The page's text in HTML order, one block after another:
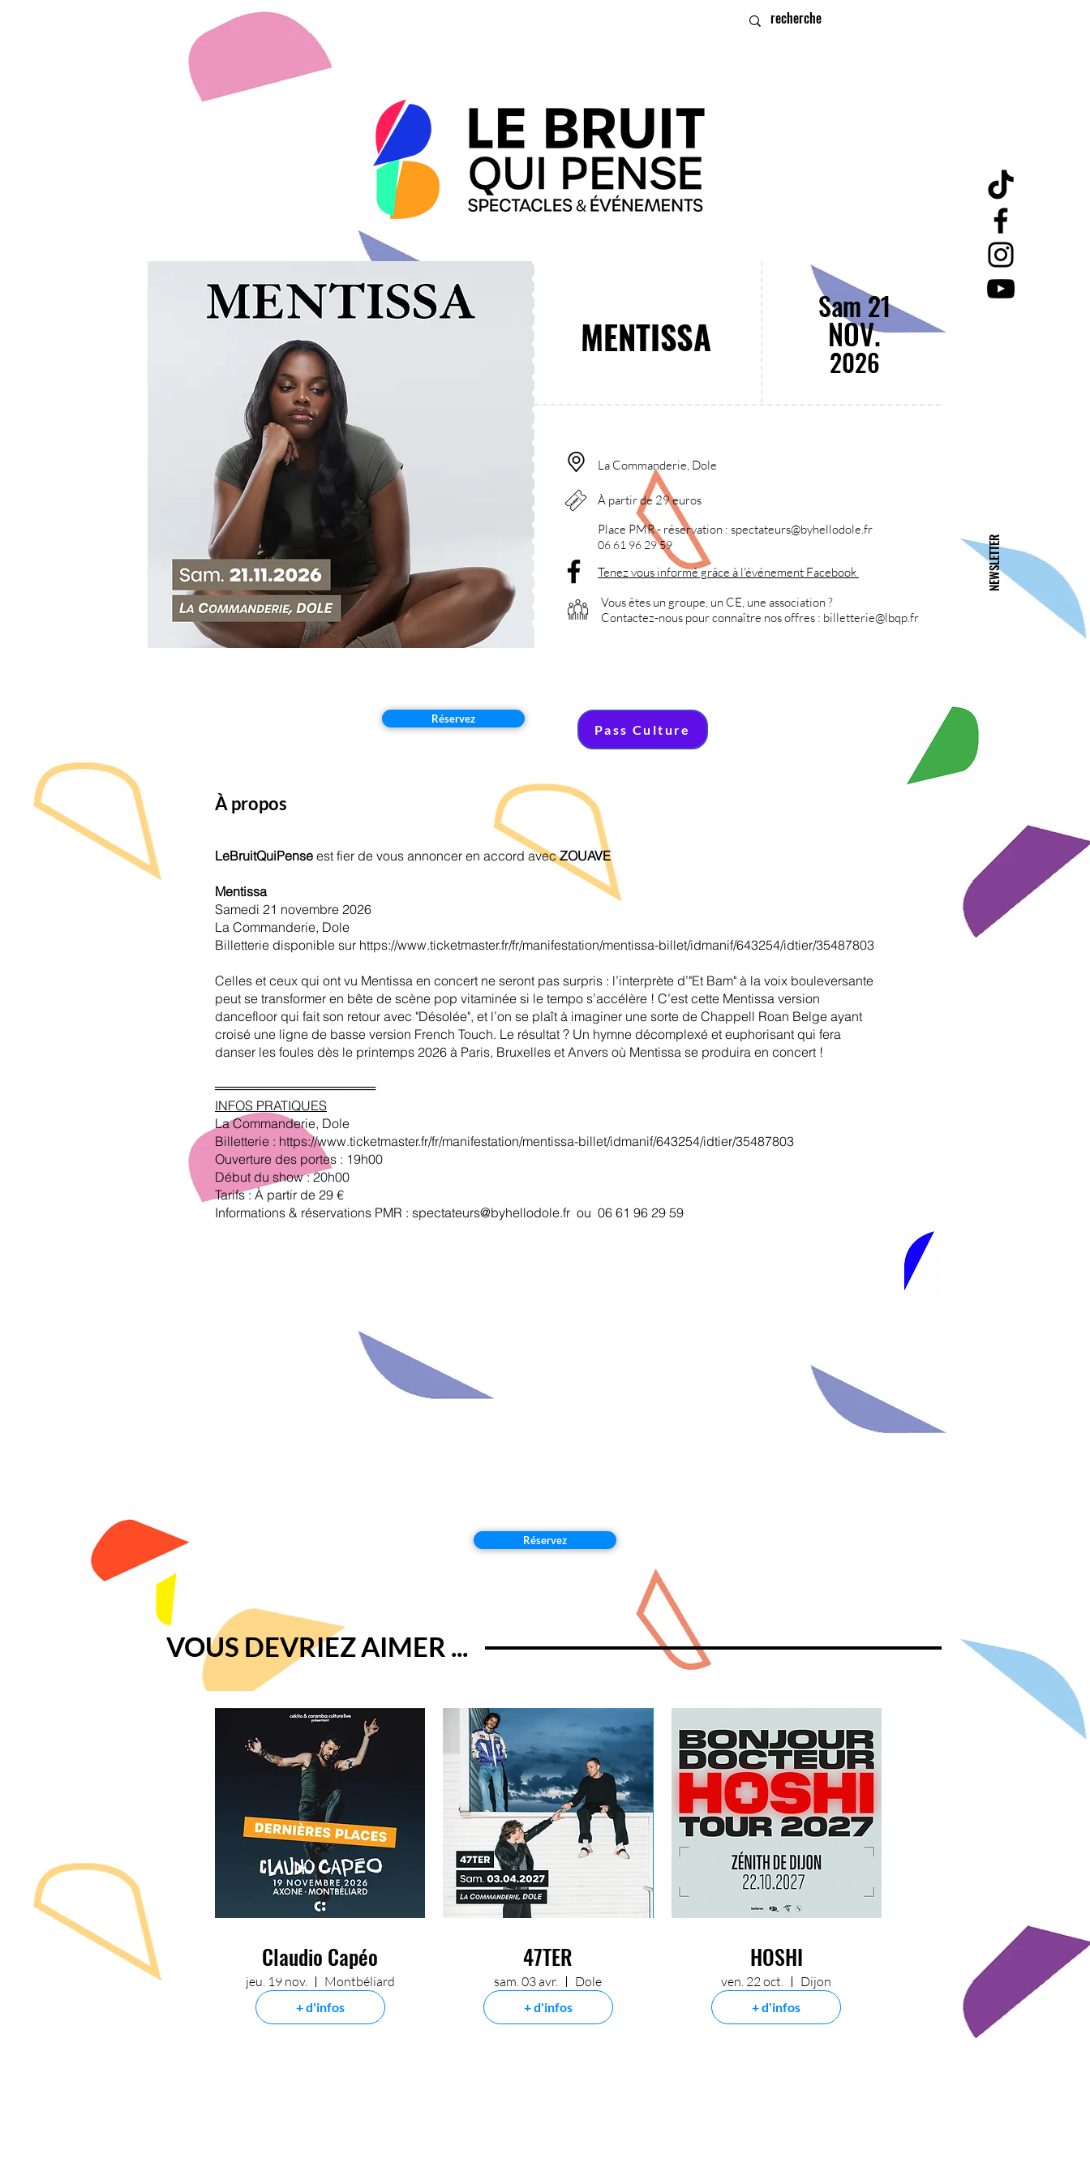
MENTISSA
Sam 21
NOV.
2026
La Commanderie, Dole
À partir de 29 euros
Tenez vous informé grâce à l'événement Facebook
Vous êtes un groupe, un CE, une association ?
Contactez-nous pourconnaître nos offres : billetterie@lbqp.fr
Place PMR - réservation : spectateurs@byhellodole.fr
06 61 96 29 59
Réservez
Pass Culture
À propos
LeBruitQuiPense est fier de vous annoncer en accord avecZOUAVE
Mentissa
Samedi 21 novembre 2026
La Commanderie, Dole
Billetterie disponible sur https://www.ticketmaster.fr/fr/manifestation/mentissa-billet/idmanif/643254/idtier/35487803
Celles et ceux qui ont vu Mentissa en concert ne seront pas surpris : l’interprète d’"Et Bam" à la voix bouleversante
peut se transformer en bête de scène pop vitaminée si le tempo s’accélère ! C’est cette Mentissa version
dancefloor qui fait son retour avec "Désolée", et l’on se plaît à imaginer une sorte de Chappell Roan Belge ayant
croisé une ligne de basse version French Touch. Le résultat ? Un hymne décomplexé et euphorisant qui fera
danser les foules dès le printemps 2026 à Paris, Bruxelles et Anvers où Mentissa se produira en concert !
══════════════════
INFOS PRATIQUES
La Commanderie, Dole
Billetterie : https://www.ticketmaster.fr/fr/manifestation/mentissa-billet/idmanif/643254/idtier/35487803
Ouverture des portes : 19h00
Début du show : 20h00
Tarifs : À partir de 29 €
Informations & réservations PMR : spectateurs@byhellodole.fr ou 06 61 96 29 59
VOUS DEVRIEZ AIMER ...
Réservez
Claudio Capéo
jeu. 19 nov. Montbéliard
+ d'infos
47TER
sam. 03 avr. Dole
+ d'infos
HOSHI
ven. 22 oct. Dijon
+ d'infos
NEWSLETTER